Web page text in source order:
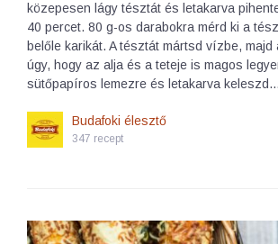
közepesen lágy tésztát és letakarva
40 percet. 80 g-os darabokra mérd ki a
belőle karikát. A tésztát mártsd vízbe, majd
úgy, hogy az alja és a teteje is magos
sütőpapíros lemezre és letakarva keleszd…
Budafoki élesztő
347 recept